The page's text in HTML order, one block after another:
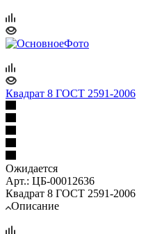
Квадрат 8 ГОСТ 2591-2006
Ожидается
Арт.: ЦБ-00012636
Квадрат 8 ГОСТ 2591-2006
Описание